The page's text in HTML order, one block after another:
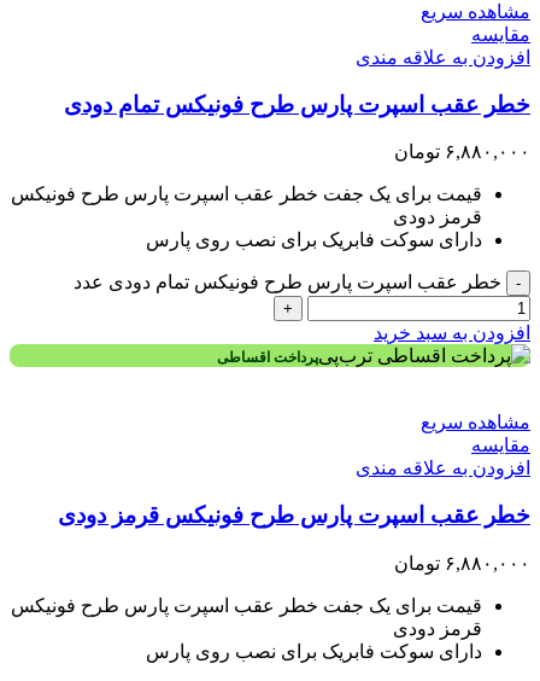
مشاهده سریع
مقایسه
افزودن به علاقه مندی
خطر عقب اسپرت پارس طرح فونیکس تمام دودی
۶,۸۸۰,۰۰۰ تومان
قیمت برای یک جفت خطر عقب اسپرت پارس طرح فونیکس
قرمز دودی
دارای سوکت فابریک برای نصب روی پارس
- خطر عقب اسپرت پارس طرح فونیکس تمام دودی عدد
+
افزودن به سبد خرید
پرداخت اقساطی
مشاهده سریع
مقایسه
افزودن به علاقه مندی
خطر عقب اسپرت پارس طرح فونیکس قرمز دودی
۶,۸۸۰,۰۰۰ تومان
قیمت برای یک جفت خطر عقب اسپرت پارس طرح فونیکس
قرمز دودی
دارای سوکت فابریک برای نصب روی پارس